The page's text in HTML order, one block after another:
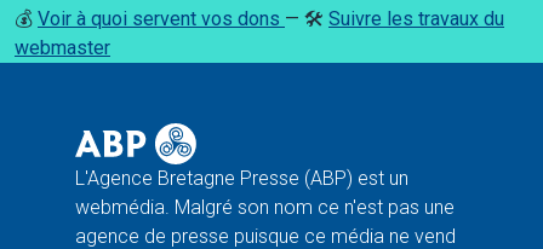
💰 Voir à quoi servent vos dons — 🛠️ Suivre les travaux du
webmaster
L'Agence Bretagne Presse (ABP) est un
webmédia. Malgré son nom ce n'est pas une
agence de presse puisque ce média ne vend